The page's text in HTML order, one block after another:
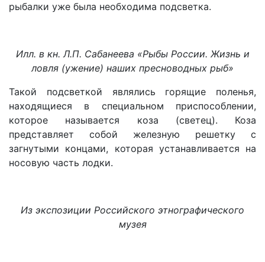
рыбалки уже была необходима подсветка.
Илл. в кн. Л.П. Сабанеева «Рыбы России. Жизнь и
ловля (ужение) наших пресноводных рыб»
Такой подсветкой являлись горящие поленья,
находящиеся в специальном приспособлении,
которое называется коза (светец). Коза
представляет собой железную решетку с
загнутыми концами, которая устанавливается на
носовую часть лодки.
Из экспозиции Российского этнографического
музея